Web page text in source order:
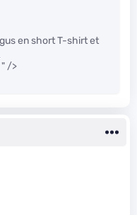
en short T-shirt et
" />